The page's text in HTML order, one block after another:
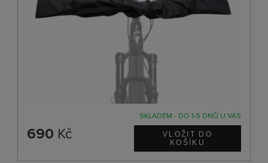
SKLADEM - DO 1-5 DNŮ U VÁS
690 Kč